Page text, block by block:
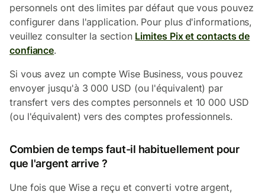
personnels ont des limites par défaut que vous pouvez
configurer dans l'application. Pour plus d'informations,
veuillez consulter la section Limites Pix et contacts de
confiance.
Si vous avez un compte Wise Business, vous pouvez
envoyer jusqu'à 3 000 USD (ou l'équivalent) par
transfert vers des comptes personnels et 10 000 USD
(ou l'équivalent) vers des comptes professionnels.
Combien de temps faut-il habituellement pour
que l'argent arrive ?
Une fois que Wise a reçu et converti votre argent,